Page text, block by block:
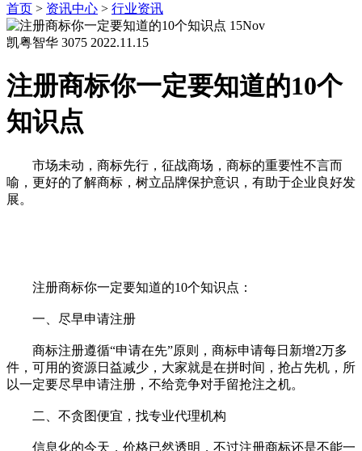
首页 > 资讯中心 > 行业资讯
15Nov
凯粤智华 3075 2022.11.15
注册商标你一定要知道的10个
知识点
市场未动，商标先行，征战商场，商标的重要性不言而
喻，更好的了解商标，树立品牌保护意识，有助于企业良好发
展。
注册商标你一定要知道的10个知识点：
一、尽早申请注册
商标注册遵循“申请在先”原则，商标申请每日新增2万多
件，可用的资源日益减少，大家就是在拼时间，抢占先机，所
以一定要尽早申请注册，不给竞争对手留抢注之机。
二、不贪图便宜，找专业代理机构
信息化的今天，价格已然透明，不过注册商标还是不能一